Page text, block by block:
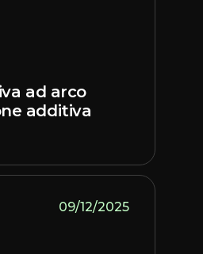
ad arco
additiva
09/12/2025